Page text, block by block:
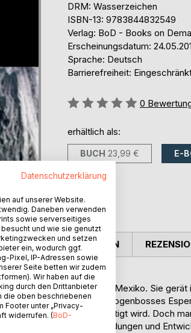
DRM: Wasserzeichen
ISBN-13: 9783844832549
Verlag: BoD - Books on
Erscheinungsdatum:
Sprache: Deutsch
Barrierefreiheit:
Bewertung::
0
erhältlich als:
BUCH 23,99 € E-
treffen dürfen...
unterwegs in Mexiko. Sie
rechte Hand des Drogenbosses
bekommen, ehe sie beseitigt wird. Doch
voller unerwarteter Wendungen und
IN PRESSESTIMMEN
Datenschutzerklärung
auf unserer Website.
Daneben verwenden
sowie serverseitiges
und wie sie genutzt
und setzen
ein, wodurch ggf.
Pixel, IP-Adressen sowie
Seite betten wir zudem
Wir haben auf die
durch den Drittanbieter
die oben beschriebenen
Footer unter „Privacy-
widerrufen. (BoD-